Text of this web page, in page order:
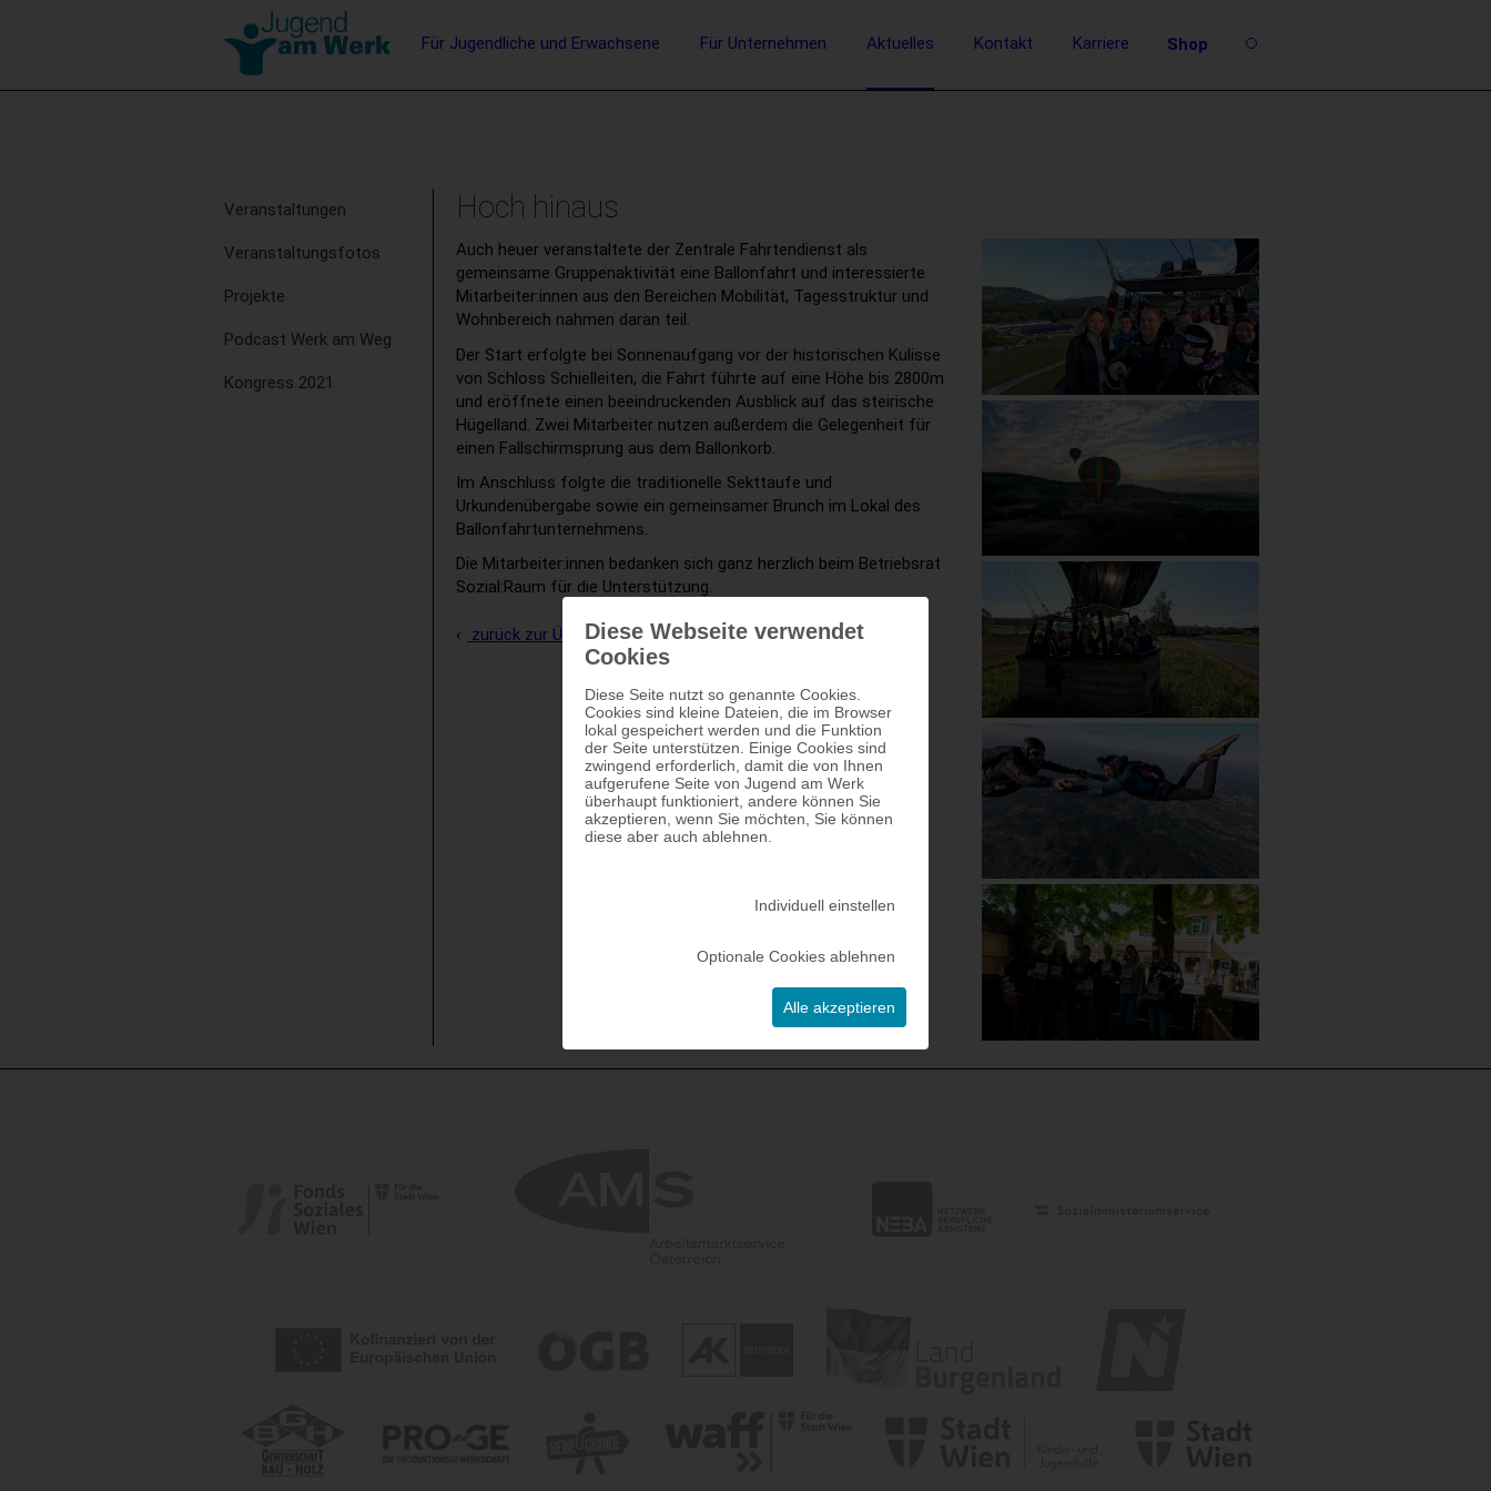
Diese Webseite verwendet
Cookies
Diese Seite nutzt so genannte Cookies.
Cookies sind kleine Dateien, die im Browser
lokal gespeichert werden und die Funktion
der Seite unterstützen. Einige Cookies sind
zwingend erforderlich, damit die von Ihnen
aufgerufene Seite von Jugend am Werk
überhaupt funktioniert, andere können Sie
akzeptieren, wenn Sie möchten, Sie können
diese aber auch ablehnen.
Individuell einstellen
Optionale Cookies ablehnen
Alle akzeptieren
der
Für Jugendliche und Erwachsene Für Unternehmen Aktuelles Kontakt Karriere Shop
Subnavigation
Veranstaltungen
Veranstaltungsfotos
Projekte
Podcast Werk am Weg
Kongress 2021
Hoch hinaus
Auch heuer veranstaltete der Zentrale Fahrtendienst als
gemeinsame Gruppenaktivität eine Ballonfahrt und interessierte
Mitarbeiter:innen aus den Bereichen Mobilität, Tagesstruktur und
Wohnbereich nahmen daran teil.
Der Start erfolgte bei Sonnenaufgang vor der historischen Kulisse
von Schloss Schielleiten, die Fahrt führte auf eine Höhe bis 2800m
und eröffnete einen beeindruckenden Ausblick auf das steirische
Hügelland. Zwei Mitarbeiter nutzen außerdem die Gelegenheit für
einen Fallschirmsprung aus dem Ballonkorb.
Im Anschluss folgte die traditionelle Sekttaufe und
Urkundenübergabe sowie ein gemeinsamer Brunch im Lokal des
Ballonfahrtunternehmens.
Die Mitarbeiter:innen bedanken sich ganz herzlich beim Betriebsrat
Sozial:Raum für die Unterstützung.
zurück zur Übersicht